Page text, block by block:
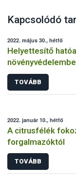
Kapcsolódó
2022. május 30., hétfő
Helyettesítő
TOVÁBB
2022. január 10., hétfő
A citrusfélék
forgalmazóktól
TOVÁBB